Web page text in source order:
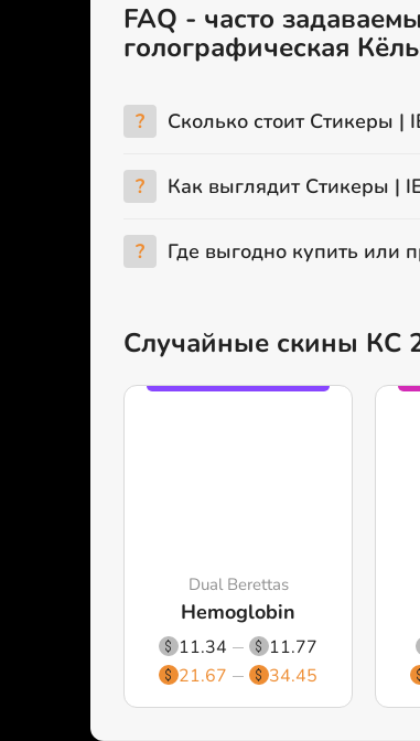
FAQ - часто
голографическая
? Сколько стоит Стикеры |
? Как выглядит Стикеры |
? Где выгодно купить или
Случайные скины КС
Dual Berettas
Hemoglobin
11.34
11.77
21.67
34.45